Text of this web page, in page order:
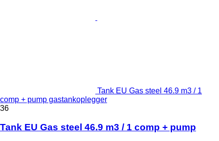
Tank EU Gas steel 46.9 m3 / 1
comp + pump gastankoplegger
36
Tank EU Gas steel 46.9 m3 / 1 comp + pump